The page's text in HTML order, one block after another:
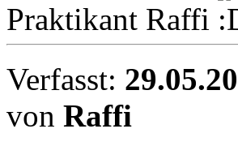
Praktikant Raffi
Verfasst:
von Raffi